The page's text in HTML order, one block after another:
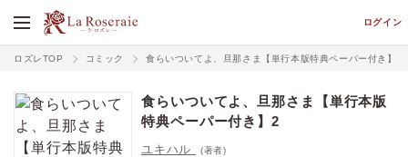
ログイン
ロズレTOP コミック 食らいついてよ、旦那さま【単行本版特典ペーパー付き】
食らいついてよ、旦那さま【単行本版
特典ペーパー付き】2
ユキハル (著者)